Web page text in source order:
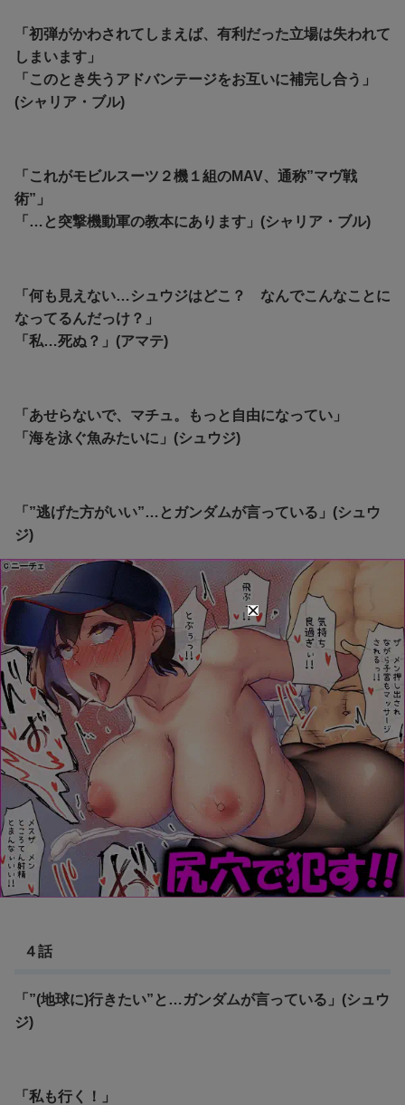
「初弾がかわされてしまえば、有利だった立場は失われて
しまいます」
「このとき失うアドバンテージをお互いに補完し合う」
(シャリア・ブル)
「これがモビルスーツ２機１組のMAV、通称”マヴ戦
術”」
「…と突撃機動軍の教本にあります」(シャリア・ブル)
「何も見えない…シュウジはどこ？ なんでこんなことに
なってるんだっけ？」
「私…死ぬ？」(アマテ)
「あせらないで、マチュ。もっと自由になってい」
「海を泳ぐ魚みたいに」(シュウジ)
「”逃げた方がいい”…とガンダムが言っている」(シュウ
ジ)
４話
「”(地球に)行きたい”と…ガンダムが言っている」(シュウ
ジ)
「私も行く！」